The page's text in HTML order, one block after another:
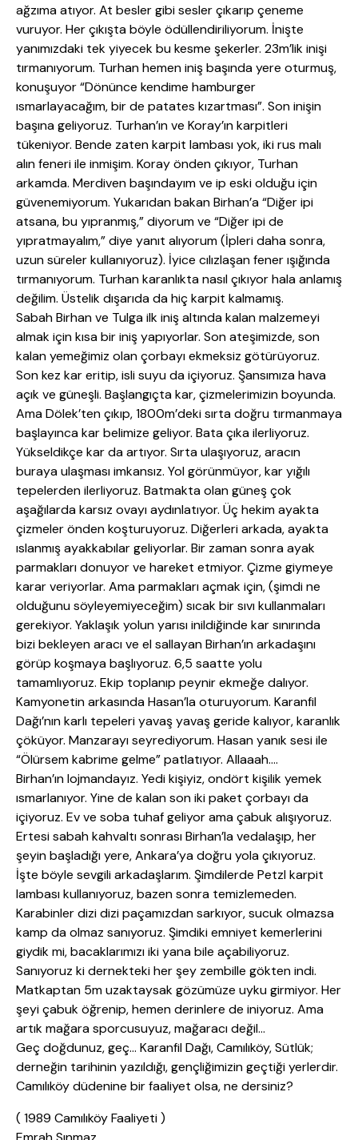
ağzıma atıyor. At besler gibi sesler çıkarıp çeneme
vuruyor. Her çıkışta böyle ödüllendiriliyorum. İnişte
yanımızdaki tek yiyecek bu kesme şekerler. 23m’lik inişi
tırmanıyorum. Turhan hemen iniş başında yere oturmuş,
konuşuyor “Dönünce kendime hamburger
ısmarlayacağım, bir de patates kızartması”. Son inişin
başına geliyoruz. Turhan’ın ve Koray’ın karpitleri
tükeniyor. Bende zaten karpit lambası yok, iki rus malı
alın feneri ile inmişim. Koray önden çıkıyor, Turhan
arkamda. Merdiven başındayım ve ip eski olduğu için
güvenemiyorum. Yukarıdan bakan Birhan’a “Diğer ipi
atsana, bu yıpranmış,” diyorum ve “Diğer ipi de
yıpratmayalım,” diye yanıt alıyorum (İpleri daha sonra,
uzun süreler kullanıyoruz). İyice cılızlaşan fener ışığında
tırmanıyorum. Turhan karanlıkta nasıl çıkıyor hala anlamış
değilim. Üstelik dışarıda da hiç karpit kalmamış.
Sabah Birhan ve Tulga ilk iniş altında kalan malzemeyi
almak için kısa bir iniş yapıyorlar. Son ateşimizde, son
kalan yemeğimiz olan çorbayı ekmeksiz götürüyoruz.
Son kez kar eritip, isli suyu da içiyoruz. Şansımıza hava
açık ve güneşli. Başlangıçta kar, çizmelerimizin boyunda.
Ama Dölek’ten çıkıp, 1800m’deki sırta doğru tırmanmaya
başlayınca kar belimize geliyor. Bata çıka ilerliyoruz.
Yükseldikçe kar da artıyor. Sırta ulaşıyoruz, aracın
buraya ulaşması imkansız. Yol görünmüyor, kar yığılı
tepelerden ilerliyoruz. Batmakta olan güneş çok
aşağılarda karsız ovayı aydınlatıyor. Üç hekim ayakta
çizmeler önden koşturuyoruz. Diğerleri arkada, ayakta
ıslanmış ayakkabılar geliyorlar. Bir zaman sonra ayak
parmakları donuyor ve hareket etmiyor. Çizme giymeye
karar veriyorlar. Ama parmakları açmak için, (şimdi ne
olduğunu söyleyemiyeceğim) sıcak bir sıvı kullanmaları
gerekiyor. Yaklaşık yolun yarısı inildiğinde kar sınırında
bizi bekleyen aracı ve el sallayan Birhan’ın arkadaşını
görüp koşmaya başlıyoruz. 6,5 saatte yolu
tamamlıyoruz. Ekip toplanıp peynir ekmeğe dalıyor.
Kamyonetin arkasında Hasan’la oturuyorum. Karanfil
Dağı’nın karlı tepeleri yavaş yavaş geride kalıyor, karanlık
çöküyor. Manzarayı seyrediyorum. Hasan yanık sesi ile
“Ölürsem kabrime gelme” patlatıyor. Allaaah….
Birhan’ın lojmandayız. Yedi kişiyiz, ondört kişilik yemek
ısmarlanıyor. Yine de kalan son iki paket çorbayı da
içiyoruz. Ev ve soba tuhaf geliyor ama çabuk alışıyoruz.
Ertesi sabah kahvaltı sonrası Birhan’la vedalaşıp, her
şeyin başladığı yere, Ankara’ya doğru yola çıkıyoruz.
İşte böyle sevgili arkadaşlarım. Şimdilerde Petzl karpit
lambası kullanıyoruz, bazen sonra temizlemeden.
Karabinler dizi dizi paçamızdan sarkıyor, sucuk olmazsa
kamp da olmaz sanıyoruz. Şimdiki emniyet kemerlerini
giydik mi, bacaklarımızı iki yana bile açabiliyoruz.
Sanıyoruz ki dernekteki her şey zembille gökten indi.
Matkaptan 5m uzaktaysak gözümüze uyku girmiyor. Her
şeyi çabuk öğrenip, hemen derinlere de iniyoruz. Ama
artık mağara sporcusuyuz, mağaracı değil…
Geç doğdunuz, geç… Karanfil Dağı, Camılıköy, Sütlük;
derneğin tarihinin yazıldığı, gençliğimizin geçtiği yerlerdir.
Camılıköy düdenine bir faaliyet olsa, ne dersiniz?
( 1989 Camılıköy Faaliyeti )